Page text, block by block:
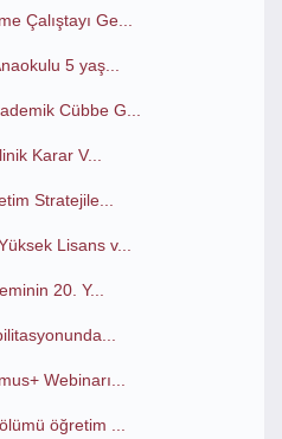
Çalıştayı Ge...
5 yaş...
Cübbe G...
Karar V...
Stratejile...
Lisans v...
20. Y...
Webinarı...
öğretim ...